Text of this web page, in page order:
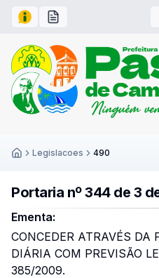
Acesso à Informação
Carta de Serviços
Legislacoes 490
Portaria nº 344 de 3
Ementa:
CONCEDER ATRAVÉS DA
DIÁRIA COM PREVISÃO
385/2009.